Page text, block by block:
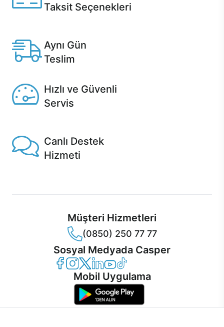
Taksit Seçenekleri
Aynı Gün
Teslim
Hızlı ve Güvenli
Servis
Canlı Destek
Hizmeti
Müşteri Hizmetleri
(0850) 250 77 77
Sosyal Medyada Casper
Casper Facebook
Casper Instagram
Casper Twitter
Casper LinkedIn
Casper YouTube
Casper TikTok
Mobil Uygulama